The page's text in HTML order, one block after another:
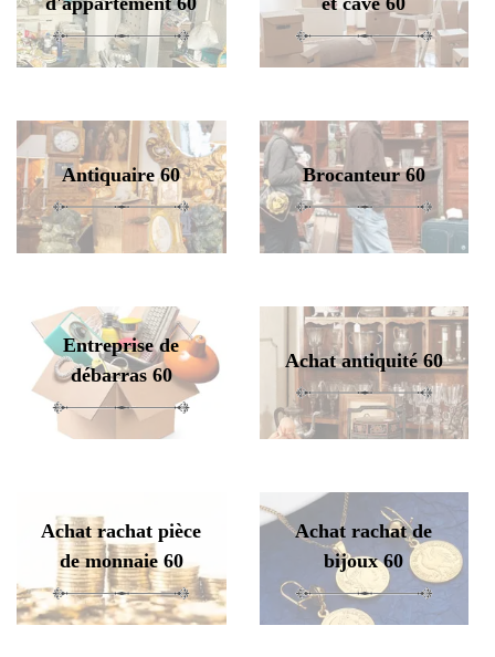
Antiquaire 60 Brocanteur 60
Entreprise de
débarras 60
Achat antiquité 60
Achat rachat pièce
de monnaie 60
Achat rachat de
bijoux 60